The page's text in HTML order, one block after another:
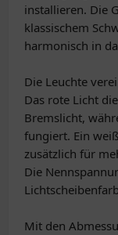
installieren. Die
klassischem
harmonisch in
Die Leuchte
Das rote Licht
Bremslicht,
fungiert. Ein
zusätzlich für
Die
Mit den